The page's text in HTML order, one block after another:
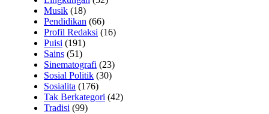
Musik (18)
Pendidikan (66)
Profil Redaksi (16)
Puisi (191)
Sains (51)
Sinematografi (23)
Sosial Politik (30)
Sosialita (176)
Tak Berkategori (42)
Tradisi (99)